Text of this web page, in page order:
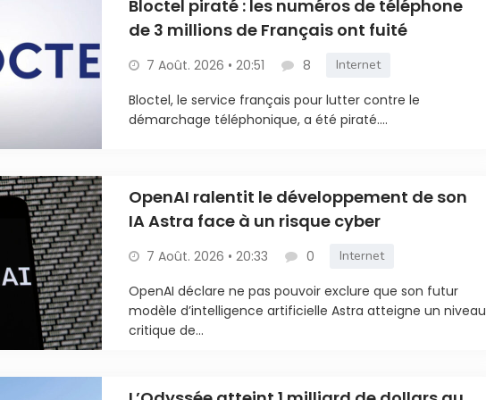
Bloctel piraté : les numéros de téléphone
de 3 millions de Français ont fuité
7 Août. 2026 • 20:51 8 Internet
Bloctel, le service français pour lutter contre le
démarchage téléphonique, a été piraté....
OpenAI ralentit le développement de son
IA Astra face à un risque cyber
7 Août. 2026 • 20:33 0 Internet
OpenAI déclare ne pas pouvoir exclure que son futur
modèle d’intelligence artificielle Astra atteigne un niveau
critique de...